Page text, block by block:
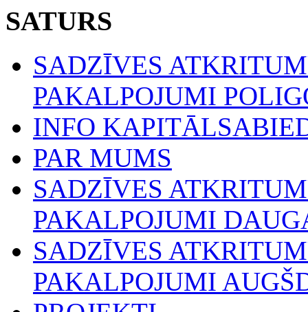
SATURS
SADZĪVES
PAKALPOJUMI
INFO
PAR MUMS
SADZĪVES
PAKALPOJUMI
SADZĪVES
PAKALPOJUMI